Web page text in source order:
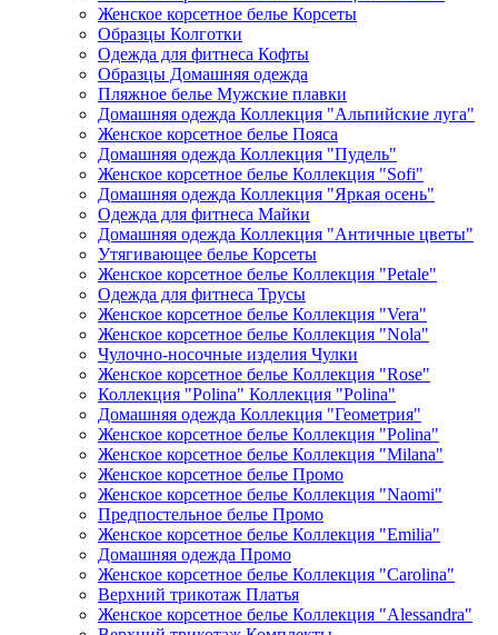
Женское корсетное белье Корсеты
Образцы Колготки
Одежда для фитнеса Кофты
Образцы Домашняя одежда
Пляжное белье Мужские плавки
Домашняя одежда Коллекция "Альпийские луга"
Женское корсетное белье Пояса
Домашняя одежда Коллекция "Пудель"
Женское корсетное белье Коллекция "Sofi"
Домашняя одежда Коллекция "Яркая осень"
Одежда для фитнеса Майки
Домашняя одежда Коллекция "Античные цветы"
Утягивающее белье Корсеты
Женское корсетное белье Коллекция "Petale"
Одежда для фитнеса Трусы
Женское корсетное белье Коллекция "Vera"
Женское корсетное белье Коллекция "Nola"
Чулочно-носочные изделия Чулки
Женское корсетное белье Коллекция "Rose"
Коллекция "Polina" Коллекция "Polina"
Домашняя одежда Коллекция "Геометрия"
Женское корсетное белье Коллекция "Polina"
Женское корсетное белье Коллекция "Milana"
Женское корсетное белье Промо
Женское корсетное белье Коллекция "Naomi"
Предпостельное белье Промо
Женское корсетное белье Коллекция "Emilia"
Домашняя одежда Промо
Женское корсетное белье Коллекция "Carolina"
Верхний трикотаж Платья
Женское корсетное белье Коллекция "Alessandra"